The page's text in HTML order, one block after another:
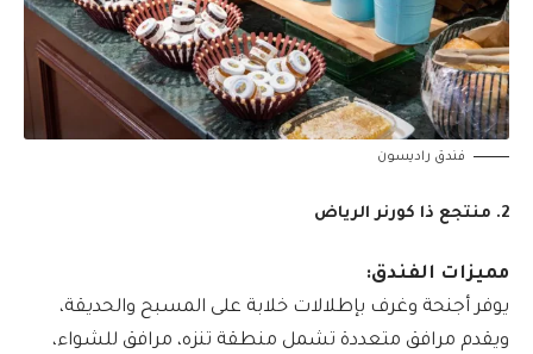
فندق راديسون
2. منتجع ذا كورنر الرياض
مميزات الفندق:
يوفر أجنحة وغرف بإطلالات خلابة على المسبح والحديقة،
ويقدم مرافق متعددة تشمل منطقة تنزه، مرافق للشواء،